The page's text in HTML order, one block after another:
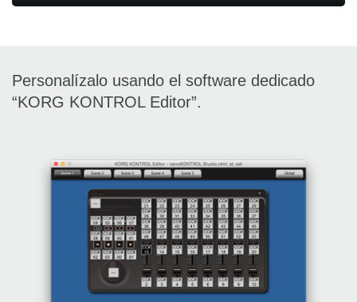
Personalízalo usando el software dedicado
“KORG KONTROL Editor”.